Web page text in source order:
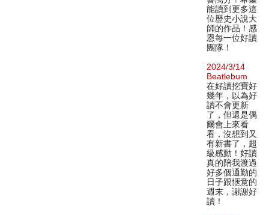
能讀到更多這
位歷史小說大
師的作品！感
恩每一位好讀
團隊！
2024/3/14
Beatlebum
在好讀挖寶好
幾年，以為好
讀不會更新
了，但還是偶
爾會上來看
看，沒想到又
有新書了，超
級感動！好讀
真的陪我渡過
好多個通勤的
日子跟愜意的
週末，謝謝好
讀！